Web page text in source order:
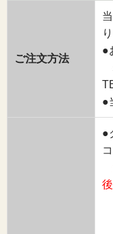
ご注文方法
●
●
●